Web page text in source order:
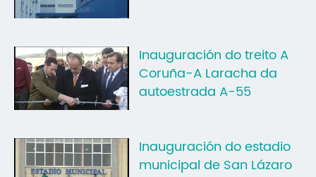
Inauguración do treito A
Coruña-A Laracha da
autoestrada A-55
Inauguración do estadio
municipal de San Lázaro